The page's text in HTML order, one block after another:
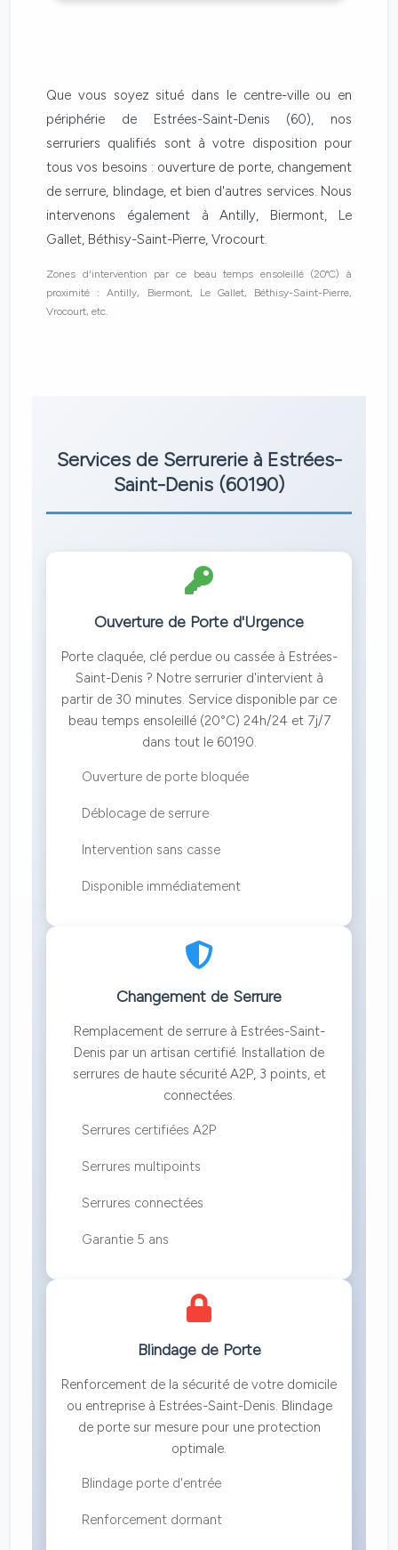
Que vous soyez situé dans le centre-ville ou en
périphérie de Estrées-Saint-Denis (60), nos
serruriers qualifiés sont à votre disposition pour
tous vos besoins : ouverture de porte, changement
de serrure, blindage, et bien d'autres services. Nous
intervenons également à Antilly, Biermont, Le
Gallet, Béthisy-Saint-Pierre, Vrocourt.
Zones d'intervention par ce beau temps ensoleillé (20°C) à
proximité : Antilly, Biermont, Le Gallet, Béthisy-Saint-Pierre,
Vrocourt, etc.
Services de Serrurerie à Estrées-
Saint-Denis (60190)
Ouverture de Porte d'Urgence
Porte claquée, clé perdue ou cassée à Estrées-
Saint-Denis ? Notre serrurier d'intervient à
partir de 30 minutes. Service disponible par ce
beau temps ensoleillé (20°C) 24h/24 et 7j/7
dans tout le 60190.
Ouverture de porte bloquée
Déblocage de serrure
Intervention sans casse
Disponible immédiatement
Changement de Serrure
Remplacement de serrure à Estrées-Saint-
Denis par un artisan certifié. Installation de
serrures de haute sécurité A2P, 3 points, et
connectées.
Serrures certifiées A2P
Serrures multipoints
Serrures connectées
Garantie 5 ans
Blindage de Porte
Renforcement de la sécurité de votre domicile
ou entreprise à Estrées-Saint-Denis. Blindage
de porte sur mesure pour une protection
optimale.
Blindage porte d'entrée
Renforcement dormant